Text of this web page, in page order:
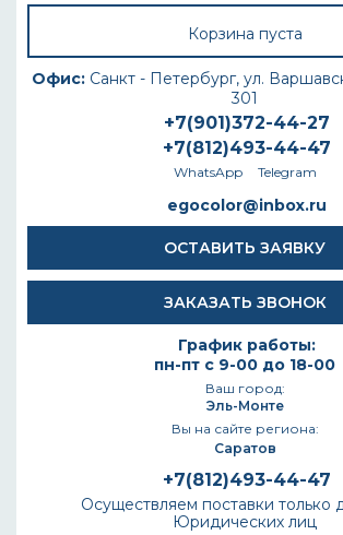
Корзина пуста
Офис: Санкт - Петербург, ул.
301
+7(901)372-44-27
+7(812)493-44-47
WhatsApp Telegram
egocolor@inbox.ru
ОСТАВИТЬ ЗАЯВКУ
ЗАКАЗАТЬ ЗВОНОК
График работы:
пн-пт с 9-00 до 18-00
Ваш город:
Эль-Монте
Вы на сайте региона:
Саратов
+7(812)493-44-47
Осуществляем поставки только
Юридических лиц